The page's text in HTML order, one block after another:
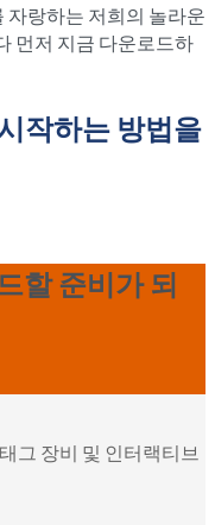
자랑하는 저희의 놀라운
먼저 지금 다운로드하
작하는 방법을
할 준비가 되
그 장비 및 인터랙티브